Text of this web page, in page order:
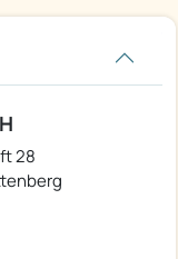
28